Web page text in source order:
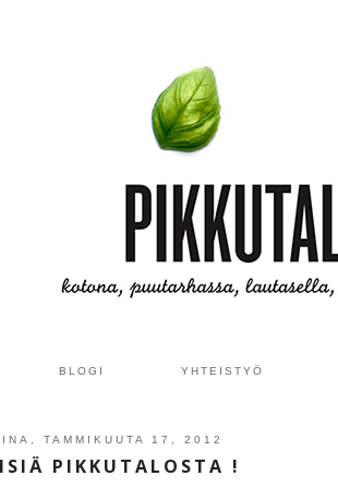
BLOGI YHTEISTYÖ
TAMMIKUUTA 17, 2012
PIKKUTALOSTA !